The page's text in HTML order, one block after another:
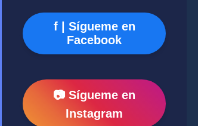
f | Sígueme en
Facebook
📷 Sígueme en
Instagram